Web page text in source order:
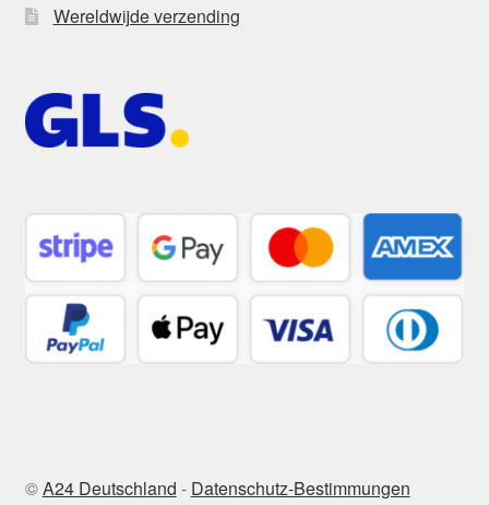
Wereldwijde verzending
©A24 Deutschland - Datenschutz-Bestimmungen